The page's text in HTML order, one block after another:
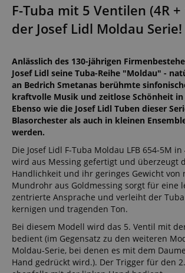
F-Tuba mit 5 Ventilen (4R +
der Josef Lidl Moldau Serie!
Anlässlich des 130-jährigen
Josef Lidl seine Tuba-Reihe "Moldau" -
an Bedrich Smetanas berühmte
kraftvolle Musik und zeitlose Schönheit
Ebenso wie die Josef Lidl Tuben dieser
Blasorchester als auch in kleinen
werden.
Die Josef Lidl F-Tuba Moldau LFB 654-5M
wird aus Messing gefertigt und überzeugt
Handlichkeit und ihr geringes Gewicht von
Mundrohr aus Goldmessing sorgt für eine
zentrierte Ansprache und verleiht der
kernigen und tragenden Ton.
Bei diesem Modell wird das 5. Ventil mit
bedient (im Gegensatz zu den weiteren
Moldau-Serie, bei denen es mit dem
Hand gedrückt wird.). Der Trigger für den